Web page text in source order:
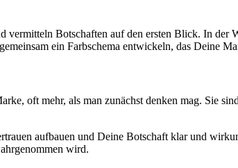
Botschaften auf den ersten Blick. In der
ein Farbschema entwickeln, das Deine
oft mehr, als man zunächst denken mag. Sie
aufbauen und Deine Botschaft klar und
wird.